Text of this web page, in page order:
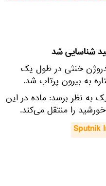
شناسایی شد
خنثی در طول یک
به بیرون پرتاب شد.
به نظر برسد: ماده در این
را منتقل می‌کند.
Sputnik